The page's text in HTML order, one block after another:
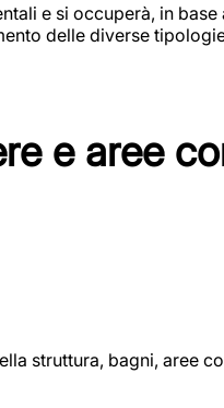
e si occuperà, in
delle diverse
e aree
struttura, bagni, aree